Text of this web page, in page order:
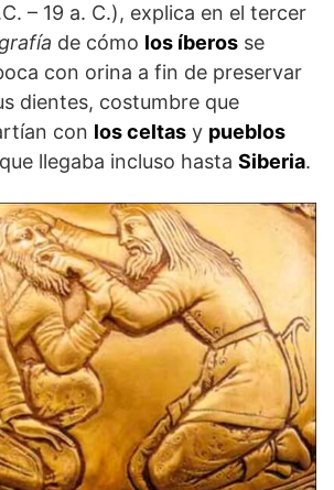
– 19 a. C.), explica en el tercer
de cómo los íberos se
con orina a fin de preservar
dientes, costumbre que
con los celtas y pueblos
llegaba incluso hasta Siberia.